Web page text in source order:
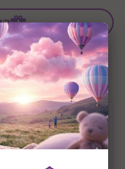
תיאור המוצר
שמיכה לעריסה